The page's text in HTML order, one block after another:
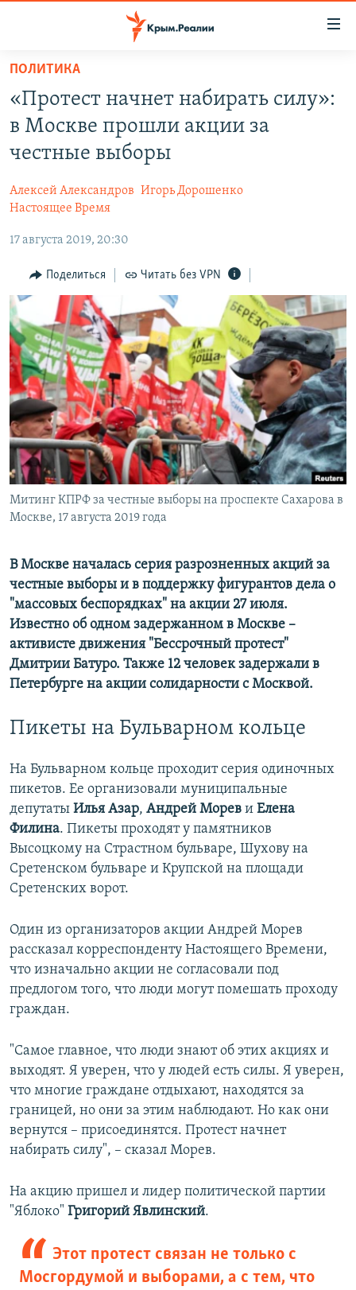
Вернуться
основному
содержанию
главной
навигации
СПЕЦПРОЕКТЫ
11 ЛЕТ ОККУПАЦИИ КРЫМА. 11 ИСТОРИЙ СОПРОТИВЛЕНИЯ
ЕЩЕ
ТЕЛЕПРОЕКТ КРЫМ.РЕАЛИИ
СОВЕТЫ ПРАВОЗАЩИТНИКОВ
ПРОПАВШИЕ БЕЗ ВЕСТИ
ПОБЕДИТЕЛЕЙ НЕ СУДЯТ?
КРЫМ.НЕПОКОРЕННЫЙ
ELIFBE
УКРАИНСКАЯ ПРОБЛЕМА КРЫМА
Українською
Qırımtatar
ПРИСОЕДИНЯЙТЕСЬ!
Все сайты RFE/RL
ПОЛИТИКА
«Протест начнет набирать силу»:
в Москве прошли акции за
честные выборы
Алексей Александров Игорь Дорошенко
Настоящее Время
17 августа 2019, 20:30
Поделиться Читать без VPN
Митинг КПРФ за честные выборы на проспекте Сахарова в
Москве, 17 августа 2019 года
В Москве началась серия разрозненных акций за
честные выборы и в поддержку фигурантов дела о
"массовых беспорядках" на акции 27 июля.
Известно об одном задержанном в Москве –
активисте движения "Бессрочный протест"
Дмитрии Батуро. Также 12 человек задержали в
Петербурге на акции солидарности с Москвой.
Пикеты на Бульварном кольце
На Бульварном кольце проходит серия одиночных
пикетов. Ее организовали муниципальные
депутаты Илья Азар, Андрей Морев и Елена
Филина. Пикеты проходят у памятников
Высоцкому на Страстном бульваре, Шухову на
Сретенском бульваре и Крупской на площади
Сретенских ворот.
Один из организаторов акции Андрей Морев
рассказал корреспонденту Настоящего Времени,
что изначально акции не согласовали под
предлогом того, что люди могут помешать проходу
граждан.
"Самое главное, что люди знают об этих акциях и
выходят. Я уверен, что у людей есть силы. Я уверен,
что многие граждане отдыхают, находятся за
границей, но они за этим наблюдают. Но как они
вернутся – присоединятся. Протест начнет
набирать силу", – сказал Морев.
На акцию пришел и лидер политической партии
"Яблоко" Григорий Явлинский.
Этот протест связан не только с
Мосгордумой и выборами, а с тем, что